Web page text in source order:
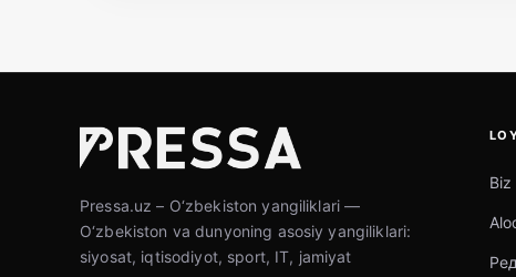
Pressa.uz – O‘zbekiston yangiliklari —
O‘zbekiston va dunyoning asosiy yangiliklari:
siyosat, iqtisodiyot, sport, IT, jamiyat
Biz